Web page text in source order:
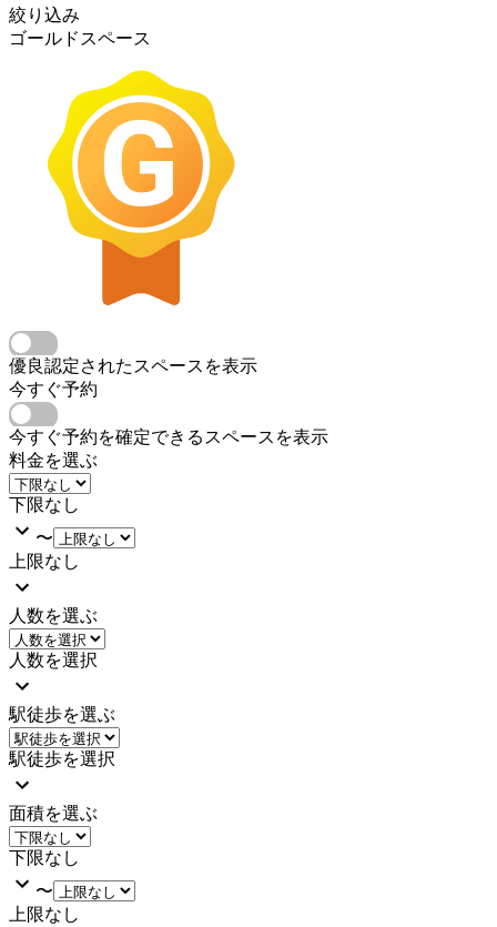
絞り込み
ゴールドスペース
優良認定されたスペースを表示
今すぐ予約
今すぐ予約を確定できるスペースを表示
料金を選ぶ
下限なし
〜
上限なし
人数を選ぶ
人数を選択
駅徒歩を選ぶ
駅徒歩を選択
面積を選ぶ
下限なし
〜
上限なし